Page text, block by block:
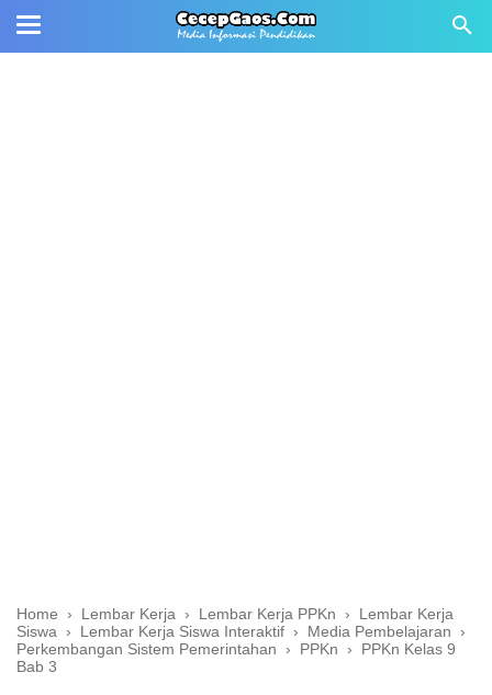
Home › Lembar Kerja › Lembar Kerja PPKn › Lembar Kerja
Siswa
› Lembar Kerja Siswa Interaktif › Media Pembelajaran
›
Perkembangan Sistem Pemerintahan
› PPKn › PPKn Kelas 9
Bab 3